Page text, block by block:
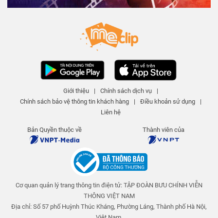
toàn cho trẻ em
An toàn cho trẻ em
25 N lượt xem
04:01
Nuốt kẹo dính ruột - Tập 311 | An
toàn cho trẻ em
An toàn cho trẻ em
25 N lượt xem 4 năm trước
03:58
Giấc mơ giận dỗi - Tập 310 | An
25 N lượt xem - 4 năm trước
Những múi cam mọng nước - Tập
309 | An toàn cho trẻ em
An toàn cho trẻ em
25 N lượt xem
Giới thiệu | Chính sách dịch vụ
|
Chính sách bảo vệ thông tin khách hàng
| Điều khoản sử dụng
|
Liên hệ
Bản Quyền thuộc về Thành viên của
Cơ quan quản lý trang thông tin điện tử: TẬP ĐOÀN BƯU CHÍNH VIỄN
THÔNG VIỆT NAM
Địa chỉ: Số 57 phố Huỳnh Thúc Kháng, Phường Láng, Thành phố Hà Nội,